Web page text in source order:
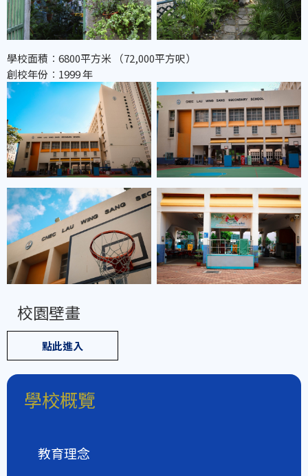
學校面積︰6800平方米 （72,000平方呎）
創校年份︰1999 年
校園壁畫
點此進入
學校概覽
教育理念